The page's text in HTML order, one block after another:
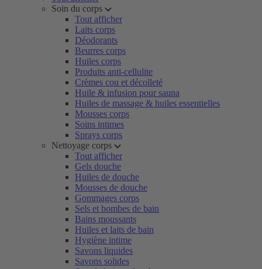
Soin du corps
Tout afficher
Laits corps
Déodorants
Beurres corps
Huiles corps
Produits anti-cellulite
Crèmes cou et décolleté
Huile & infusion pour sauna
Huiles de massage & huiles essentielles
Mousses corps
Soins intimes
Sprays corps
Nettoyage corps
Tout afficher
Gels douche
Huiles de douche
Mousses de douche
Gommages corps
Sels et bombes de bain
Bains moussants
Huiles et laits de bain
Hygiène intime
Savons liquides
Savons solides